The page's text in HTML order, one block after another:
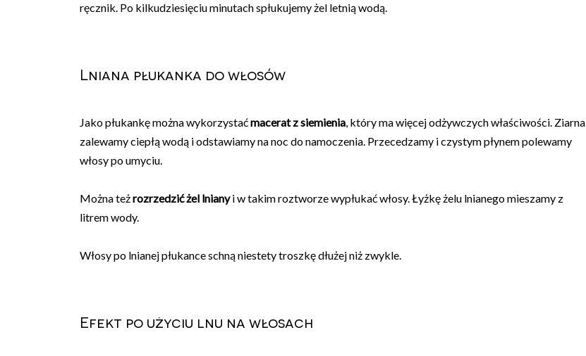
ręcznik. Po kilkudziesięciu minutach spłukujemy żel letnią wodą.
Lniana płukanka do włosów
Jako płukankę można wykorzystaćmacerat z siemienia, który ma więcej odżywczych właściwości. Ziarna
zalewamy ciepłą wodą i odstawiamy na noc do namoczenia. Przecedzamy i czystym płynem polewamy
włosy po umyciu.
Można teżrozrzedzić żel lnianyi w takim roztworze wypłukać włosy. Łyżkę żelu lnianego mieszamy z
litrem wody.
Włosy po lnianej płukance schną niestety troszkę dłużej niż zwykle.
Efekt po użyciu lnu na włosach